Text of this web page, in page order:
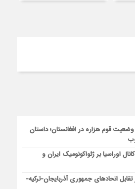
قوم هزاره در افغانستان؛ داستان
اوراسیا بر ژئواکونومیک ایران و
اتحادهای جمهوری آذربایجان-ترکیه-